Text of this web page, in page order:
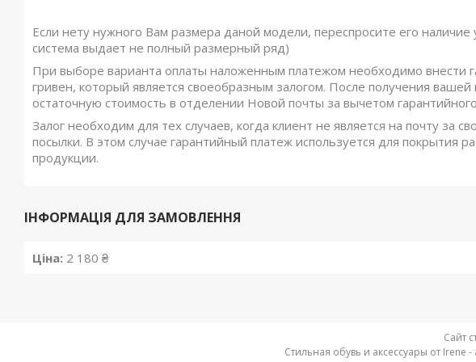
Если нету нужного Вам размера даной модели, переспросите его
система выдает не полный размерный ряд)
При выборе варианта оплаты наложенным платежом необходимо внести
гривен, который является своеобразным залогом. После получения
остаточную стоимость в отделении Новой почты за вычетом
Залог необходим для тех случаев, когда клиент не является на почту за
посылки. В этом случае гарантийный платеж используется для покрытия
продукции.
ІНФОРМАЦІЯ ДЛЯ ЗАМОВЛЕННЯ
Ціна: 2 180 ₴
Сайт